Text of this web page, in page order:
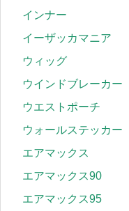
インナー
イーザッカマニア
ウィッグ
ウインドブレーカー
ウエストポーチ
ウォールステッカー
エアマックス
エアマックス90
エアマックス95